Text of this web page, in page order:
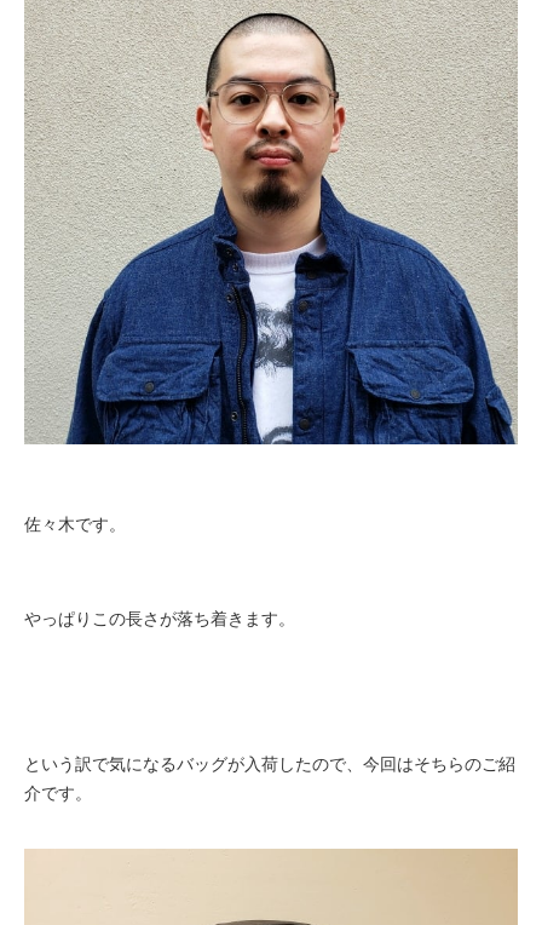
佐々木です。
やっぱりこの長さが落ち着きます。
という訳で気になるバッグが入荷したので、今回はそちらのご紹
介です。